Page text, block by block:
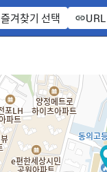
즐겨찾기 선택